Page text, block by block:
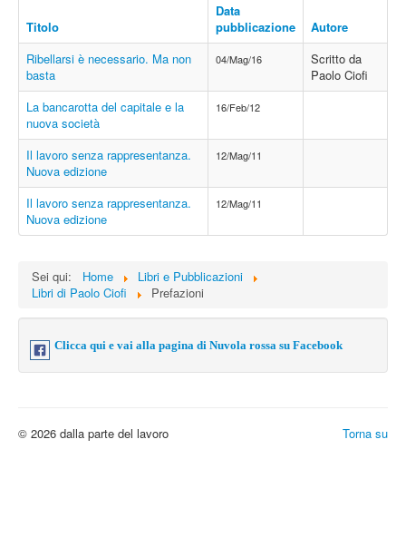
Audiovisivi
Archivi
La campagna referendaria 2016
Titolo
Data
pubblicazione
Autore
Ribellarsi è necessario. Ma non
basta
04/Mag/16
Scritto da
Paolo Ciofi
La bancarotta del capitale e la
nuova società
16/Feb/12
Il lavoro senza rappresentanza.
Nuova edizione
12/Mag/11
Il lavoro senza rappresentanza.
Nuova edizione
12/Mag/11
Sei qui: Home
Libri e Pubblicazioni
Libri di Paolo Ciofi
Prefazioni
Clicca qui e vai alla pagina di Nuvola rossa su Facebook
Torna su
© 2026 dalla parte del lavoro